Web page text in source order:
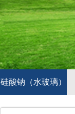
硅酸钠（水玻璃）